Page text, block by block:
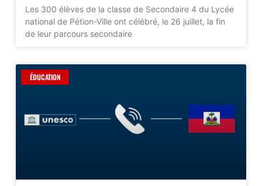
Les 300 élèves de la classe de Secondaire 4 du Lycée
national de Pétion-Ville ont célébré, le 26 juillet, la fin
de leur parcours secondaire
ÉDUCATION